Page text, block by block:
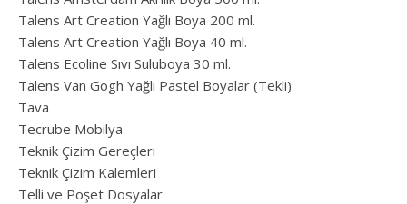
Talens Art Creation Yağlı Boya 200 ml.
Talens Art Creation Yağlı Boya 40 ml.
Talens Ecoline Sıvı Suluboya 30 ml.
Talens Van Gogh Yağlı Pastel Boyalar (Tekli)
Tava
Tecrube Mobilya
Teknik Çizim Gereçleri
Teknik Çizim Kalemleri
Telli ve Poşet Dosyalar